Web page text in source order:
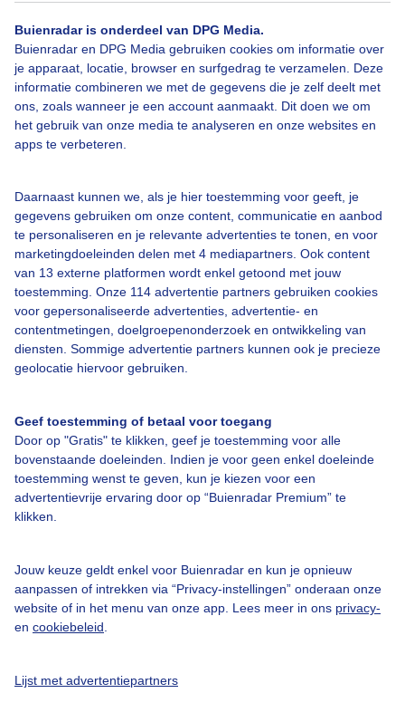
Buienradar is onderdeel van DPG Media.
Buienradar en DPG Media gebruiken cookies om informatie over
je apparaat, locatie, browser en surfgedrag te verzamelen. Deze
informatie combineren we met de gegevens die je zelf deelt met
ons, zoals wanneer je een account aanmaakt. Dit doen we om
het gebruik van onze media te analyseren en onze websites en
apps te verbeteren.
Daarnaast kunnen we, als je hier toestemming voor geeft, je
gegevens gebruiken om onze content, communicatie en aanbod
te personaliseren en je relevante advertenties te tonen, en voor
marketingdoeleinden delen met 4 mediapartners. Ook content
van 13 externe platformen wordt enkel getoond met jouw
toestemming. Onze 114 advertentie partners gebruiken cookies
voor gepersonaliseerde advertenties, advertentie- en
contentmetingen, doelgroepenonderzoek en ontwikkeling van
diensten. Sommige advertentie partners kunnen ook je precieze
geolocatie hiervoor gebruiken.
Geef toestemming of betaal voor toegang
Door op "Gratis" te klikken, geef je toestemming voor alle
bovenstaande doeleinden. Indien je voor geen enkel doeleinde
toestemming wenst te geven, kun je kiezen voor een
advertentievrije ervaring door op “Buienradar Premium” te
klikken.
Jouw keuze geldt enkel voor Buienradar en kun je opnieuw
aanpassen of intrekken via “Privacy-instellingen” onderaan onze
website of in het menu van onze app. Lees meer in ons privacy-
en cookiebeleid
Lijst met advertentiepartners
Bekijk slideshow
Over Buienradar
Bedrijfsgegevens
Contact
Toegankelijkheid
Gebruikersvoorwaarden
Adverteren
Privacy beleid
Cookie beleid